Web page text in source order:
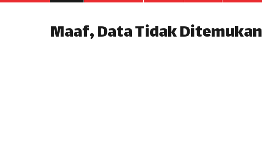
Maaf, Data Tidak Ditemukan